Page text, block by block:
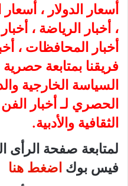
أسعار الدولار ،
، أخبار الرياضة ،
أخبار المحافظات ،
فريقنا بمتابعة
السياسة الخارجية
الحصري لـ أخبار
الثقافية والأدبية.
لمتابعة صفحة الرأى
فيس بوك اضغط هنا